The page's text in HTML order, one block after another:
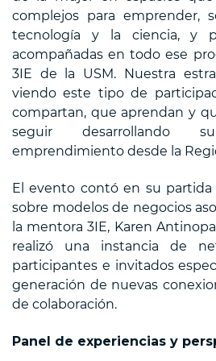
complejos para emprender,
tecnología y la ciencia, y
acompañadas en todo ese
3IE de la USM. Nuestra
viendo este tipo de
compartan, que aprendan y
seguir desarrollando
emprendimiento desde la
El evento contó en su
sobre modelos de negocios
la mentora 3IE, Karen
realizó una instancia de
participantes e invitados
generación de nuevas
de colaboración.
Panel de experiencias y